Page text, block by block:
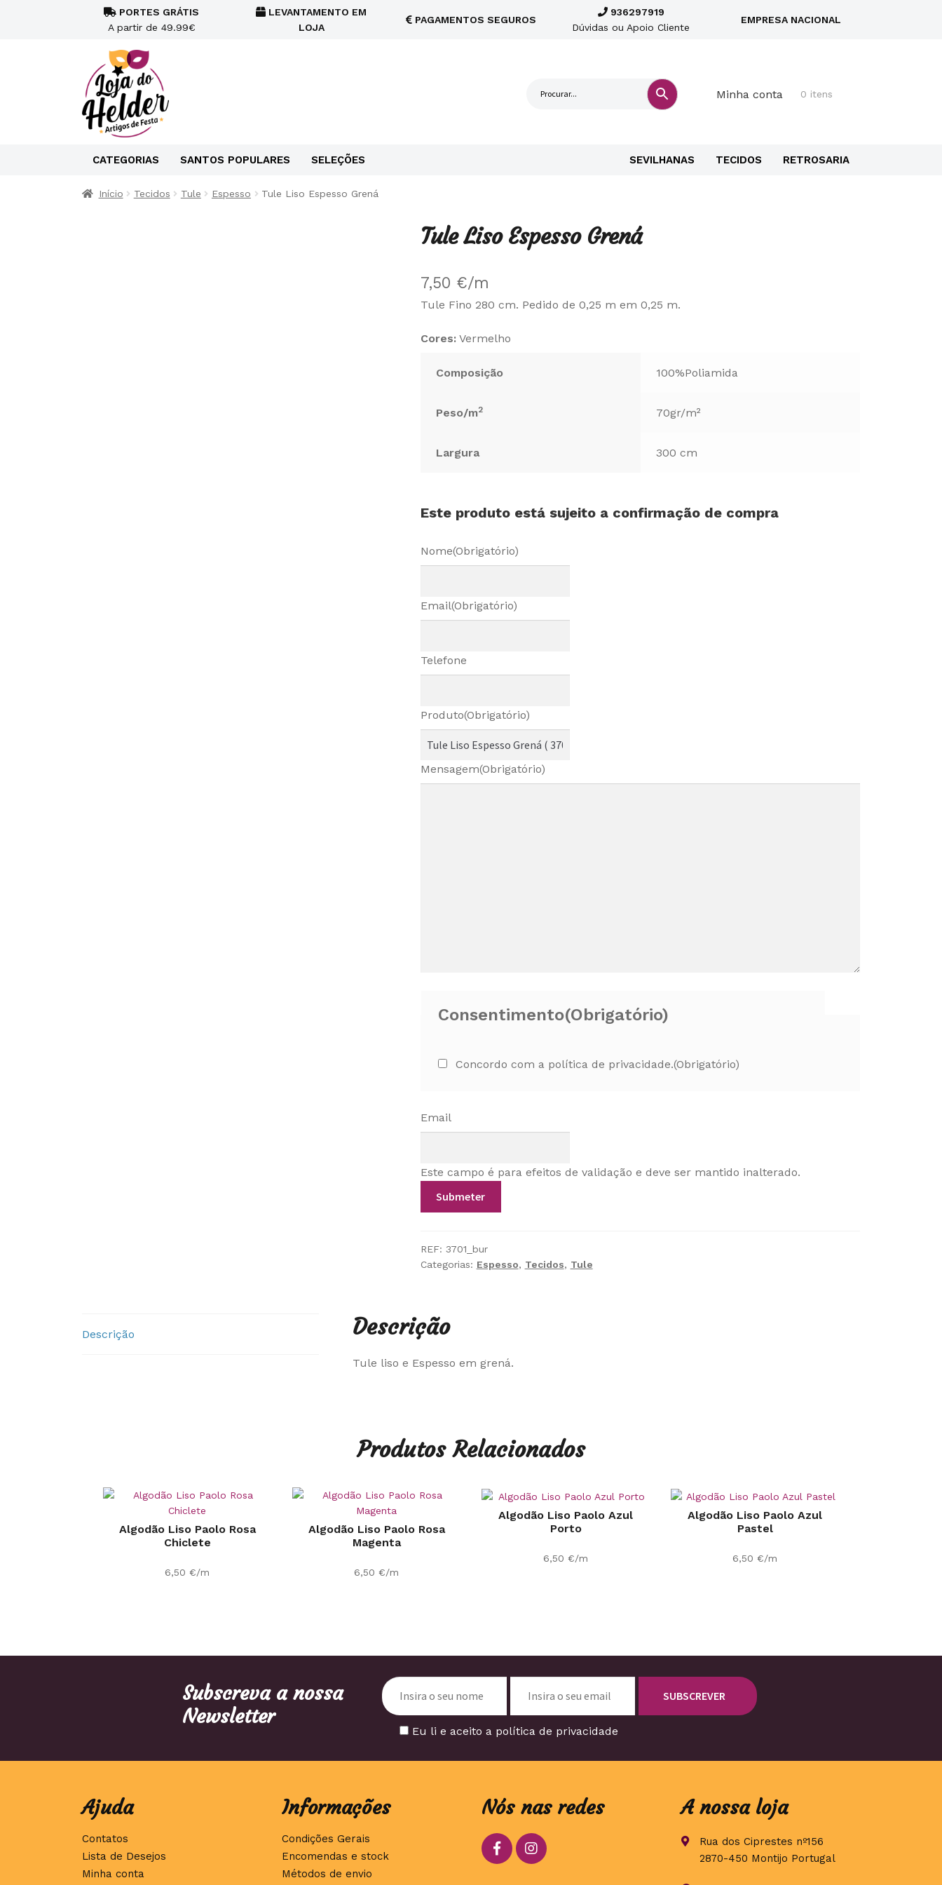
PORTES GRÁTIS
A partir de 49.99€
LEVANTAMENTO EM
LOJA
PAGAMENTOS SEGUROS
936297919
Dúvidas ou Apoio Cliente
EMPRESA NACIONAL
Minha conta 0 itens
CATEGORIAS SANTOS POPULARES SELEÇÕES SEVILHANAS TECIDOS RETROSARIA
Início Tecidos Tule Espesso Tule Liso Espesso Grená
Tule Liso Espesso Grená
7,50 €/m
Tule Fino 280 cm. Pedido de 0,25 m em 0,25 m.
Cores: Vermelho
Composição 100%Poliamida
Peso/m2 70gr/m²
Largura 300 cm
Este produto está sujeito a confirmação de compra
Nome(Obrigatório)
Email(Obrigatório)
Telefone
Produto(Obrigatório)
Mensagem(Obrigatório)
Consentimento(Obrigatório)
Concordo com a política de privacidade.(Obrigatório)
Email
Este campo é para efeitos de validação e deve ser mantido inalterado.
REF: 3701_bur
Categorias: Espesso, Tecidos, Tule
Descrição Descrição
Tule liso e Espesso em grená.
Produtos Relacionados
Algodão Liso Paolo Rosa
Chiclete
6,50 €/m
Algodão Liso Paolo Rosa
Magenta
6,50 €/m
Algodão Liso Paolo Azul
Porto
6,50 €/m
Algodão Liso Paolo Azul
Pastel
6,50 €/m
Subscreva a nossa
Newsletter
Eu li e aceito a política de privacidade
Ajuda
Contatos
Lista de Desejos
Minha conta
Informações
Condições Gerais
Encomendas e stock
Métodos de envio
Nós nas redes A nossa loja
Rua dos Ciprestes nº156
2870-450 Montijo Portugal